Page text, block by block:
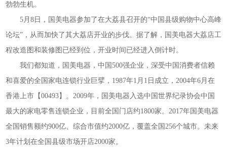
勃勃生机。
5月8日，国美电器参加了在大荔县召开的“中国县级购物中心高峰
论坛”，从而加快了其大荔店开业的步伐。据了解，国美电器大荔店工
程改造图和装修图已经到位，开业时间已经进入倒计时。
我们都知道，国美电器，中国500强企业，深受中国消费者信赖
和喜爱的全国家电连锁行业巨擘，1987年1月1日成立，2004年6月在
香港上市【00493】。2009年，国美电器入选中国世界纪录协会中国
最大的家电零售连锁企业，目前全国门店约1800家。2017年国美电器
全国销售额约900亿、综合市值约2000亿，覆盖全国256个城市。未来
3年计划在全国县级市场开店2000家。